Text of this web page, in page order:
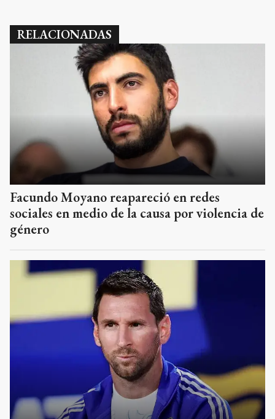
RELACIONADAS
Facundo Moyano reapareció en redes
sociales en medio de la causa por violencia de
género